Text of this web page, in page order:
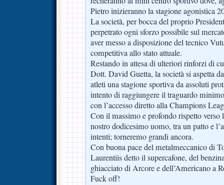
Pietro inizieranno la stagione agonistica
La società, per bocca del proprio
perpetrato ogni sforzo possibile sul
aver messo a disposizione del tecnico
competitiva allo stato attuale.
Restando in attesa di ulteriori rinforzi di
Dott. David Guetta, la società si aspetta
atleti una stagione sportiva da assoluti
intento di raggiungere il traguardo
con l’accesso diretto alla Champions
Con il massimo e profondo rispetto verso
nostro dodicesimo uomo, tra un patto e
intenti; torneremo grandi ancora.
Con buona pace del metalmeccanico di
Laurentiis detto il supercafone, del
ghiacciato di Arcore e dell’Americano a
Fuck off!